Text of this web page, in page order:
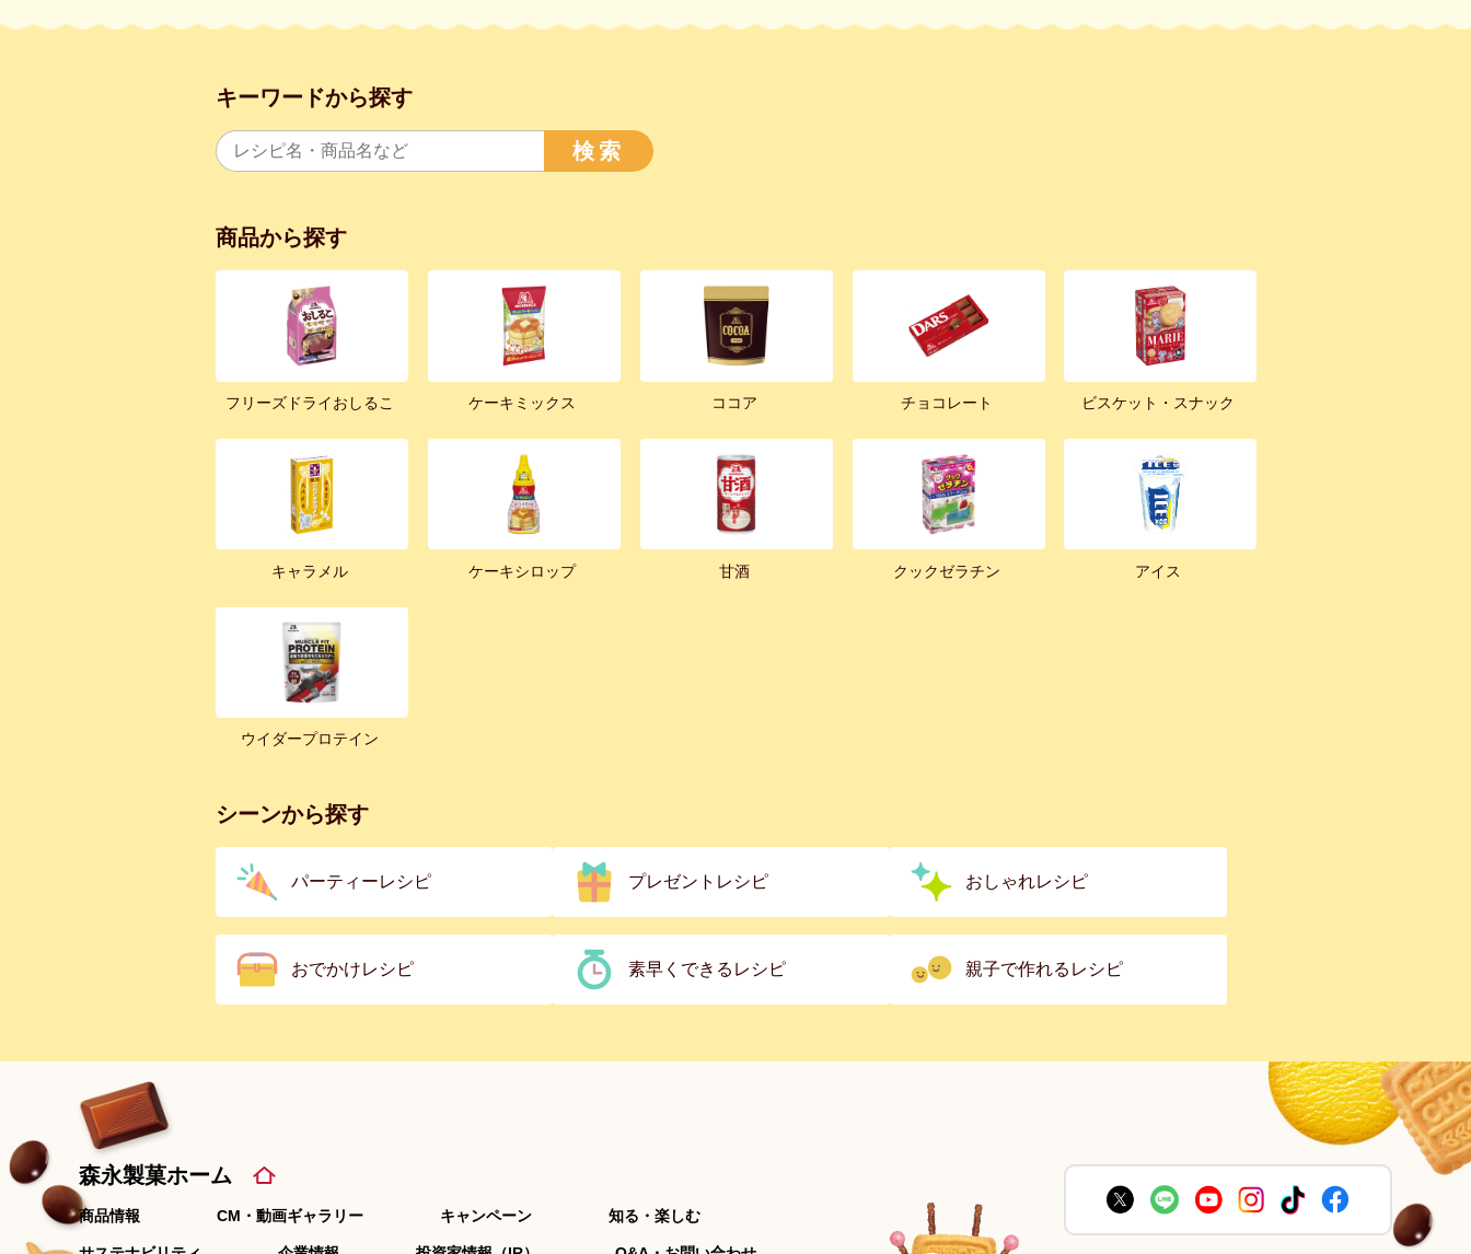
キーワードから探す
検索
商品から探す
フリーズドライおしるこ ケーキミックス ココア チョコレート ビスケット・スナック
キャラメル ケーキシロップ 甘酒 クックゼラチン アイス
ウイダープロテイン
シーンから探す
パーティーレシピ プレゼントレシピ おしゃれレシピ
おでかけレシピ 素早くできるレシピ 親子で作れるレシピ
森永製菓ホーム
商品情報 CM・動画ギャラリー キャンペーン 知る・楽しむ